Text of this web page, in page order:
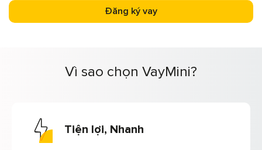
Đăng ký vay
Vì sao chọn VayMini?
Tiện lợi, Nhanh